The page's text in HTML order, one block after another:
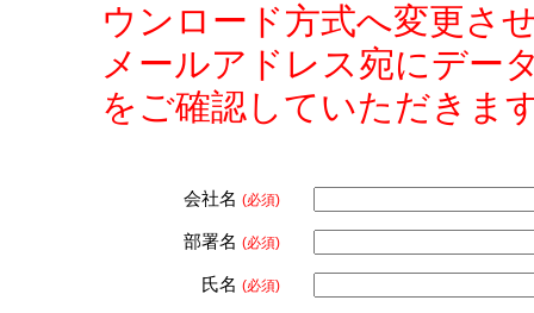
ウンロード方式へ変更さ
メールアドレス宛にデー
をご確認していただきま
会社名 (必須)
部署名 (必須)
氏名 (必須)